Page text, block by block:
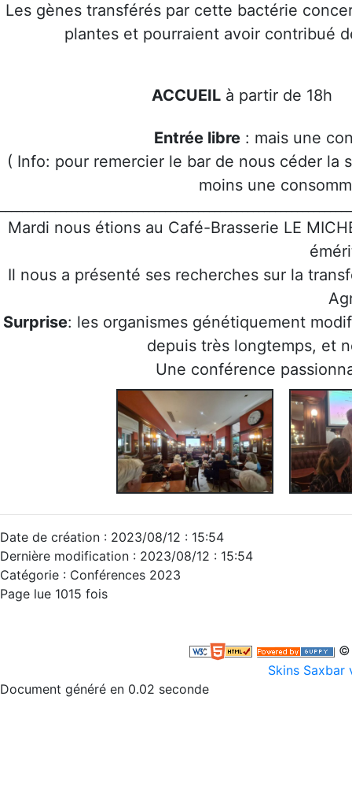
Les gènes transférés par cette bactérie
plantes et pourraient avoir contribué
ACCUEIL à partir de
Entrée libre : mais une
( Info: pour remercier le bar de nous céder la
moins une
Mardi nous étions au Café-Brasserie LE
Il nous a présenté ses recherches sur la
Surprise: les organismes génétiquement
depuis très longtemps, et
Une conférence
Date de création : 2023/08/12 : 15:54
Dernière modification : 2023/08/12 : 15:54
Catégorie : Conférences 2023
Page lue 1015 fois
©
Skins Saxbar
Document généré en 0.02 seconde